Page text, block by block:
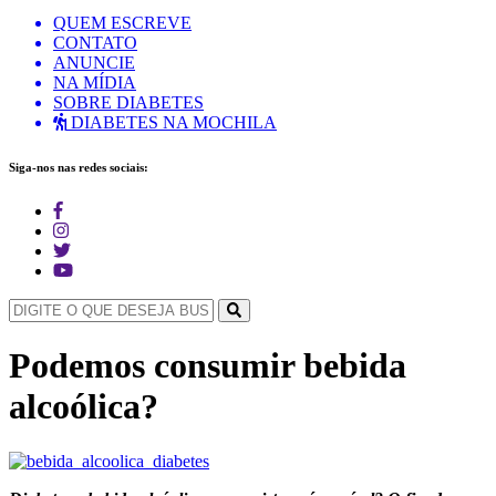
QUEM ESCREVE
CONTATO
ANUNCIE
NA MÍDIA
SOBRE DIABETES
DIABETES NA MOCHILA
Siga-nos nas redes sociais:
Podemos consumir bebida
alcoólica?